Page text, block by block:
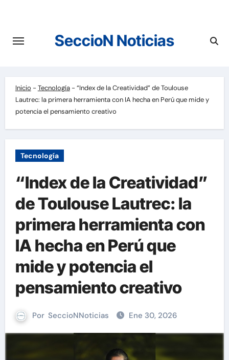
contenido
SeccioN Noticias
Inicio - Tecnología- “Index de la Creatividad” de Toulouse
Lautrec: la primera herramienta con IA hecha en Perú que mide y
potencia el pensamiento creativo
Tecnología
“Index de la Creatividad”
de Toulouse Lautrec: la
primera herramienta con
IA hecha en Perú que
mide y potencia el
pensamiento creativo
Por SeccioNNoticias Ene 30, 2026